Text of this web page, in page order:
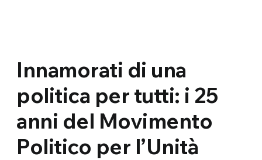
Innamorati di una
politica per tutti: i 25
anni del Movimento
Politico per l’Unità